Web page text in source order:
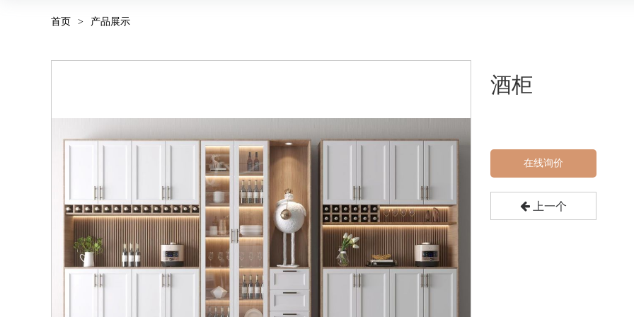
首页 > 产品展示
酒柜
在线询价
上一个